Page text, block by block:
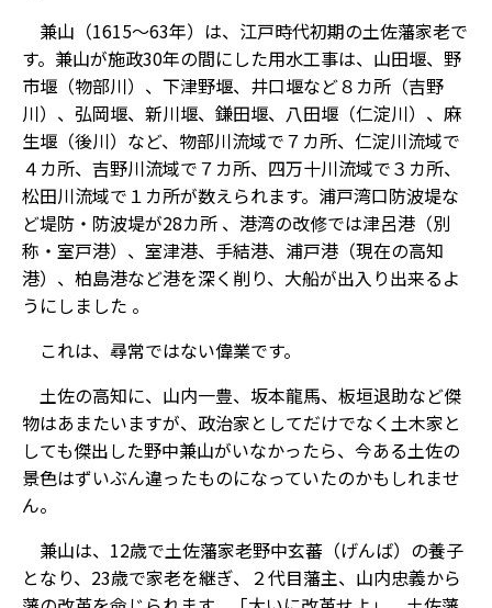
兼山（1615～63年）は、江戸時代初期の土佐藩家老で
す。兼山が施政30年の間にした用水工事は、山田堰、野
市堰（物部川）、下津野堰、井口堰など８カ所（吉野
川）、弘岡堰、新川堰、鎌田堰、八田堰（仁淀川）、麻
生堰（後川）など、物部川流域で７カ所、仁淀川流域で
４カ所、吉野川流域で７カ所、四万十川流域で３カ所、
松田川流域で１カ所が数えられます。浦戸湾口防波堤な
ど堤防・防波堤が28カ所 、港湾の改修では津呂港（別
称・室戸港）、室津港、手結港、浦戸港（現在の高知
港）、柏島港など港を深く削り、大船が出入り出来るよ
うにしました 。
これは、尋常ではない偉業です。
土佐の高知に、山内一豊、坂本龍馬、板垣退助など傑
物はあまたいますが、政治家としてだけでなく土木家と
しても傑出した野中兼山がいなかったら、今ある土佐の
景色はずいぶん違ったものになっていたのかもしれませ
ん。
兼山は、12歳で土佐藩家老野中玄蕃（げんば）の養子
となり、23歳で家老を継ぎ、２代目藩主、山内忠義から